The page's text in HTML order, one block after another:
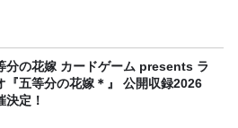
分の花嫁 カードゲーム presents ラ
『五等分の花嫁＊』 公開収録2026
決定！